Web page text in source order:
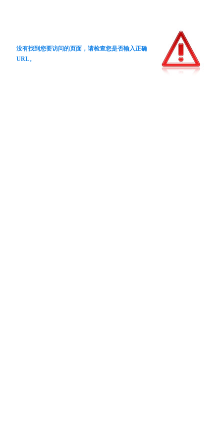
没有找到您要访问的页面，请检查您是否输入正确
URL。